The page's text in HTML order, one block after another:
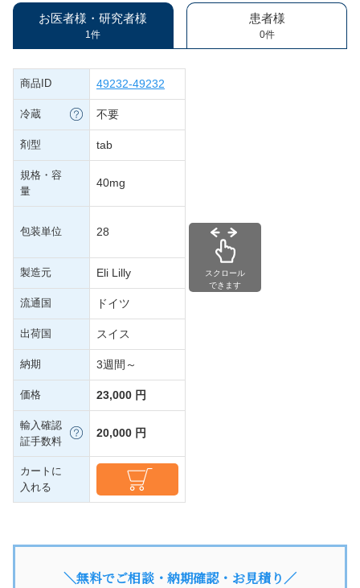
お医者様・研究者様
1件
患者様
0件
商品ID 49232-49232
冷蔵 不要
剤型 tab
規格・容
量
40mg
包装単位 28
製造元 Eli Lilly
流通国 ドイツ
出荷国 スイス
納期 3週間～
価格 23,000 円
輸入確認
証手数料
20,000 円
カートに
入れる
スクロール
できます
＼無料でご相談・納期確認・お見積り／